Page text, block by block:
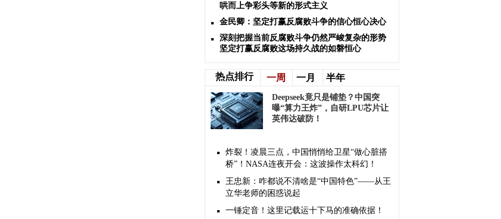
哄而上争彩头等新的形式主义
金民卿：坚定打赢反腐败斗争的信心恒心决心
深刻把握当前反腐败斗争仍然严峻复杂的形势
坚定打赢反腐败这场持久战的如磐恒心
热点排行 一周 一月 半年
Deepseek竟只是铺垫？中国突
曝“算力王炸”，自研LPU芯片让
英伟达破防！
炸裂！凌晨三点，中国悄悄给卫星“做心脏搭
桥”！NASA连夜开会：这波操作太科幻！
王忠新：咋都说不清啥是“中国特色”——从王
立华老师的困惑说起
一锤定音！这里记载运十下马的准确依据！